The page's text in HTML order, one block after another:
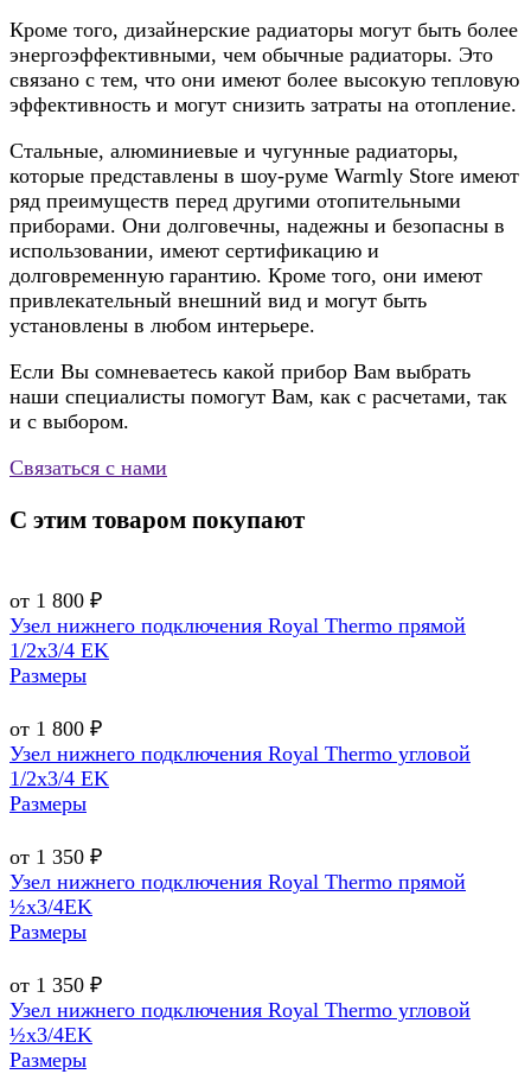
Кроме того, дизайнерские радиаторы могут быть более
энергоэффективными, чем обычные радиаторы. Это
связано с тем, что они имеют более высокую тепловую
эффективность и могут снизить затраты на отопление.
Стальные, алюминиевые и чугунные радиаторы,
которые представлены в шоу-руме Warmly Store имеют
ряд преимуществ перед другими отопительными
приборами. Они долговечны, надежны и безопасны в
использовании, имеют сертификацию и
долговременную гарантию. Кроме того, они имеют
привлекательный внешний вид и могут быть
установлены в любом интерьере.
Если Вы сомневаетесь какой прибор Вам выбрать
наши специалисты помогут Вам, как с расчетами, так
и с выбором.
Связаться с нами
С этим товаром покупают
от 1 800 ₽
Узел нижнего подключения Royal Thermo прямой
1/2х3/4 EK
Размеры
от 1 800 ₽
Узел нижнего подключения Royal Thermo угловой
1/2х3/4 EK
Размеры
от 1 350 ₽
Узел нижнего подключения Royal Thermo прямой
½х3/4EK
Размеры
от 1 350 ₽
Узел нижнего подключения Royal Thermo угловой
½х3/4EK
Размеры